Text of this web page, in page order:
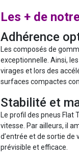
Les + de
Adhérence
Les composés de
exceptionnelle. Ainsi,
virages et lors des
surfaces compactes
Stabilité et
Le profil des pneus Flat
vitesse. Par ailleurs, il
d’entrée et de sortie de
prévisible et efficace.